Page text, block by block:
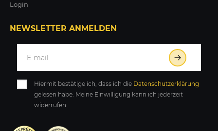
Login
NEWSLETTER ANMELDEN
Hiermit bestätige ich, dass ich die Daten­schutz­erklärung
gelesen habe. Meine Einwilligung kann ich jederzeit
widerrufen.